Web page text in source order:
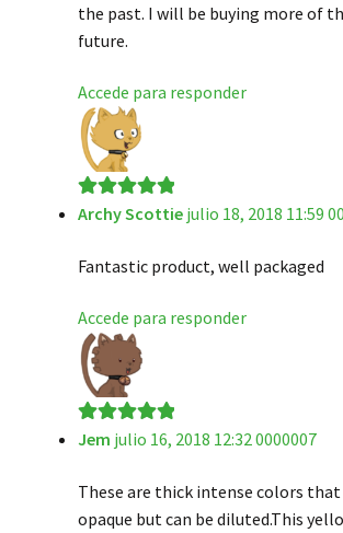
the past. I will be buying more of
future.
Accede para responder
Valorado en5
Archy Scottie julio 18, 2018 11:59
Fantastic product, well packaged
Accede para responder
Valorado en5
Jem julio 16, 2018 12:32 0000007
These are thick intense colors
opaque but can be diluted.This